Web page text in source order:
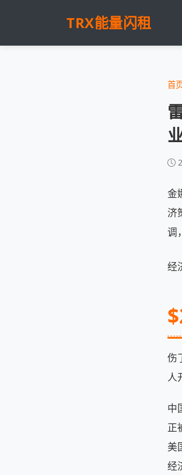
TRX能量闪租
首
金
济
调
经
伤
人
中
正
美
经